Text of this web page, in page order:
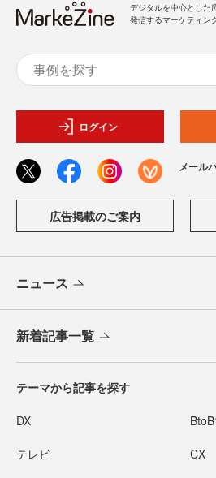
デジタルを中心とした
発信するマーケティン
ログイン
メール
広告掲載のご案内
ニュース
新着記事一覧
テーマから記事を探す
DX
テレビ CX